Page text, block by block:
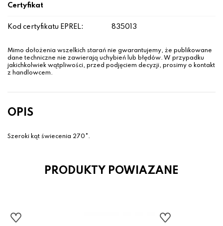
Certyfikat
Kod certyfikatu EPREL: 835013
Mimo dołożenia wszelkich starań nie gwarantujemy, że publikowane
dane techniczne nie zawierają uchybień lub błędów. W przypadku
jakichkolwiek wątpliwości, przed podjęciem decyzji, prosimy o kontakt
z handlowcem.
OPIS
Szeroki kąt świecenia 270°.
PRODUKTY POWIAZANE